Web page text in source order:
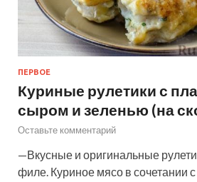
ПЕРВОЕ
Куриные рулетики с
сыром и зеленью (на
Оставьте комментарий
—Вкусные и оригинальные
филе. Куриное мясо в сочетании